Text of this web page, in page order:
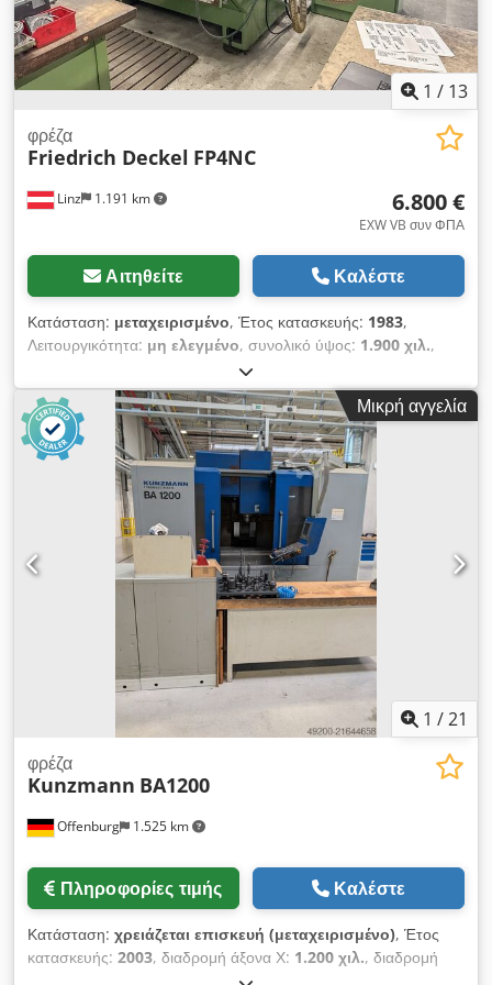
1 / 13
Linz 1.191 km
φρέζα
Friedrich Deckel FP4NC
6.800 €
EXW VB συν ΦΠΑ
Αιτηθείτε Καλέστε
Κατάσταση: μεταχειρισμένο, Έτος κατασκευής: 1983,
Λειτουργικότητα: μη ελεγμένο, συνολικό ύψος: 1.900 χιλ.,
, συνολικό μήκος:
πλάτος τραπεζιού:560 χιλ., μήκος τραπεζιού:1.400 χιλ., θέση
της κεφαλής φρεζαρίσματος:Schwenkkopf, απαιτούμενο
πλάτος:
2.500 χιλ., απαίτηση χώρου μήκος:3.000 χιλ.
απαιτούμενο ύψος:1.900 χιλ., Προσφέρουμε αυτό το
μεταχειρισμένο φρεζοκέντρο Deckel FP4NC, έτος κατασκευής
1983. Διαστάσεις τραπεζιού: 1.400/560 mm, περιστρεφόμενη
κεφαλή, υποδοχή εργαλείων SK 40, διάταξη διαδρομής Dialog
4, διαστάσεις εγκατάστασης: 300/250/190 cm. Μαζική, βαριά
κατασκευή με κεκλιμένο κρεβάτι. 8 τεμ. υποδοχές εργαλείων
SK40 και μηχανική μέγγενη διατίθενται επίσης εφόσον υπάρχει
ενδιαφέρον. Τοποθεσία: 89312 Günzburg Dcedpjx Sygnofx
Aatok Εάν έχετε απορίες ή χρειάζεστε περισσότερες
πληροφορίες, παρακαλούμε επικοινωνήστε μαζί μας με μήνυμα
ή τηλεφωνικά.
Μικρή αγγελία
1 /21
Offenburg 1.525 km
φρέζα
Kunzmann BA1200
Πληροφορίες τιμής Καλέστε
Κατάσταση: χρειάζεται επισκευή (μεταχειρισμένο), Έτος
κατασκευής: 2003, διαδρομή άξονα Χ: 1.200 χιλ., διαδρομή
, διαδρομή άξονα Z: